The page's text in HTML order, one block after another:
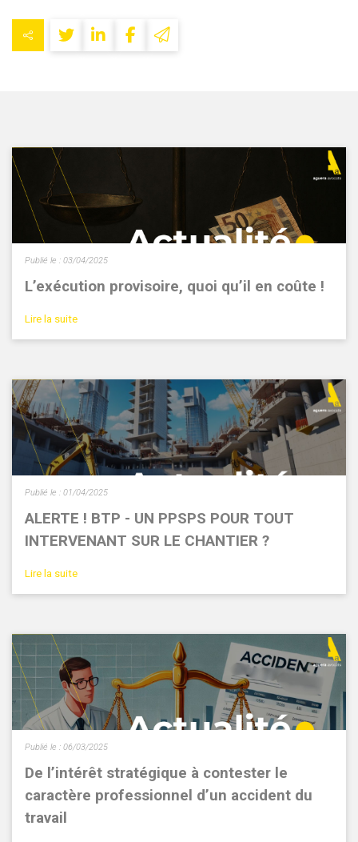
L’exécution provisoire, quoi qu’il en coûte !
Publié le : 03/04/2025
Lire la suite
ALERTE ! BTP - UN PPSPS POUR TOUT
INTERVENANT SUR LE CHANTIER ?
Publié le : 01/04/2025
Lire la suite
De l’intérêt stratégique à contester le
caractère professionnel d’un accident du
travail
Publié le : 06/03/2025